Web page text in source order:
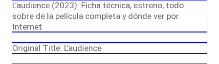
L’audience (2023): Ficha técnica, estreno, todo
sobre de la película completa y dónde ver por
Internet
Original Title: L’audience